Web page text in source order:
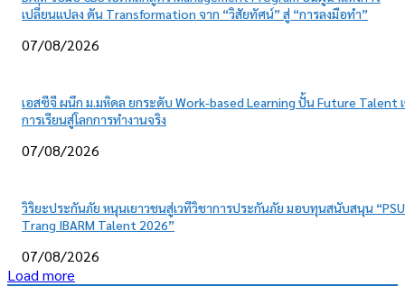
เปลี่ยนแปลง ดัน Transformation จาก “วิสัยทัศน์” สู่ “การลงมือทำ”
07/08/2026
เอสซีจี ผนึก ม.มหิดล ยกระดับ Work-based Learning ปั้น Future Talent
การเรียนสู่โลกการทำงานจริง
07/08/2026
วิริยะประกันภัย หนุนเยาวชนสู่เวทีวิชาการประกันภัย มอบทุนสนับสนุน “PSU
Trang IBARM Talent 2026”
07/08/2026
Load more